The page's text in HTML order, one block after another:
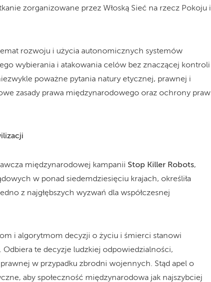
zorganizowane przez Włoską Sieć na rzecz Pokoju i
rozwoju i użycia autonomicznych systemów
wybierania i atakowania celów bez znaczącej kontroli
poważne pytania natury etycznej, prawnej i
zasady prawa międzynarodowego oraz ochrony praw
międzynarodowej kampanii Stop Killer Robots,
w ponad siedemdziesięciu krajach, określiła
z najgłębszych wyzwań dla współczesnej
i algorytmom decyzji o życiu i śmierci stanowi
te decyzje ludzkiej odpowiedzialności,
w przypadku zbrodni wojennych. Stąd apel o
aby społeczność międzynarodowa jak najszybciej